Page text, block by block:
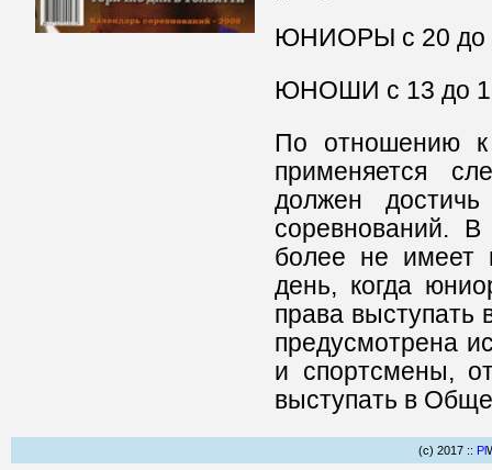
ЮНИОРЫ с 20 до
ЮНОШИ с 13 до
По отношению к
применяется
должен
соревнований.
более не имеет
день, когда
права выступать
предусмотрена
и спортсмены,
выступать в
(c) 2017 :: Pl